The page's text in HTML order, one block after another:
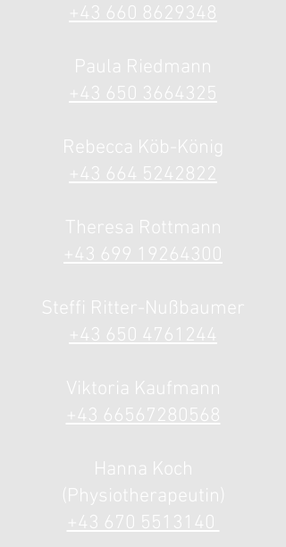
+43 660 8629348
Paula Riedmann
+43 650 3664325
Rebecca Köb-König
+43 664 5242822
Theresa Rottmann
+43 699 19264300
Steffi Ritter-Nußbaumer
+43 650 4761244
Viktoria Kaufmann
+43 66567280568
Hanna Koch
(Physiotherapeutin)
+43 670 5513140